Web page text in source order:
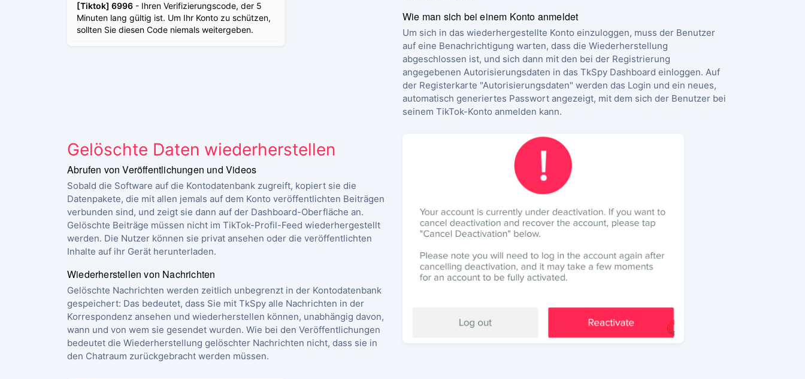
[Tiktok] 6996 - Ihren Verifizierungscode, der 5
Minuten lang gültig ist. Um Ihr Konto zu schützen,
sollten Sie diesen Code niemals weitergeben.
Wie man sich bei einem Konto anmeldet
Um sich in das wiederhergestellte Konto einzuloggen, muss der Benutzer
auf eine Benachrichtigung warten, dass die Wiederherstellung
abgeschlossen ist, und sich dann mit den bei der Registrierung
angegebenen Autorisierungsdaten in das TkSpy Dashboard einloggen. Auf
der Registerkarte "Autorisierungsdaten" werden das Login und ein neues,
automatisch generiertes Passwort angezeigt, mit dem sich der Benutzer bei
seinem TikTok-Konto anmelden kann.
Gelöschte Daten wiederherstellen
Abrufen von Veröffentlichungen und Videos
Sobald die Software auf die Kontodatenbank zugreift, kopiert sie die
Datenpakete, die mit allen jemals auf dem Konto veröffentlichten Beiträgen
verbunden sind, und zeigt sie dann auf der Dashboard-Oberfläche an.
Gelöschte Beiträge müssen nicht im TikTok-Profil-Feed wiederhergestellt
werden. Die Nutzer können sie privat ansehen oder die veröffentlichten
Inhalte auf ihr Gerät herunterladen.
Wiederherstellen von Nachrichten
Gelöschte Nachrichten werden zeitlich unbegrenzt in der Kontodatenbank
gespeichert: Das bedeutet, dass Sie mit TkSpy alle Nachrichten in der
Korrespondenz ansehen und wiederherstellen können, unabhängig davon,
wann und von wem sie gesendet wurden. Wie bei den Veröffentlichungen
bedeutet die Wiederherstellung gelöschter Nachrichten nicht, dass sie in
den Chatraum zurückgebracht werden müssen.